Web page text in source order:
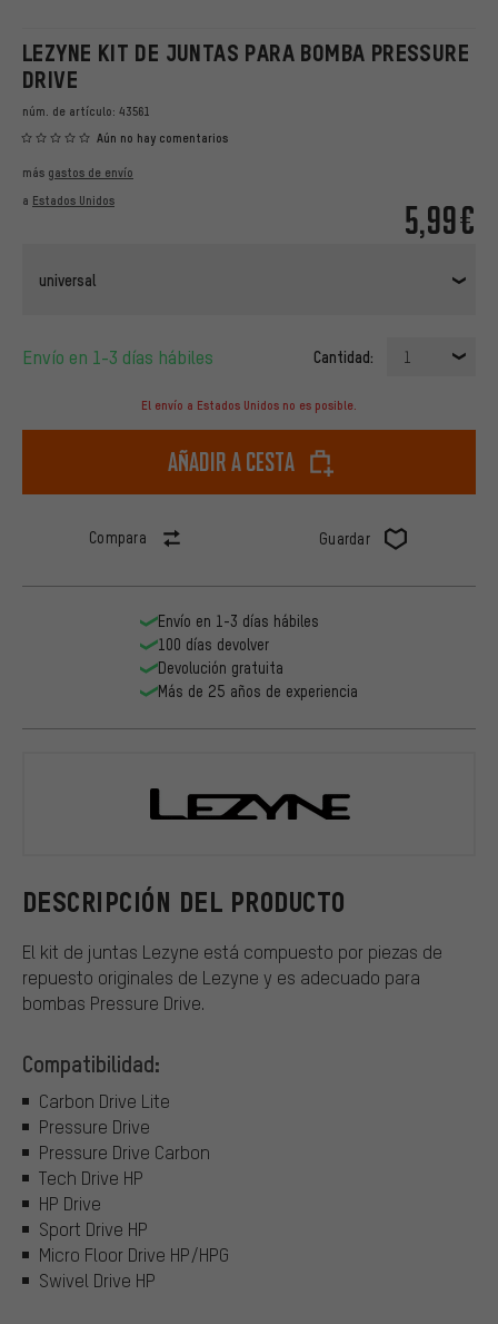
LEZYNE KIT DE JUNTAS PARA BOMBA PRESSURE
DRIVE
núm. de artículo: 43561
Aún no hay comentarios
5,99€
más gastos de envío
a Estados Unidos
universal
Envío en 1-3 días hábiles Cantidad: 1
El envío a Estados Unidos no es posible.
Añadir a cesta
Compara Guardar
DESCRIPCIÓN DEL PRODUCTO
El kit de juntas Lezyne está compuesto por piezas de
repuesto originales de Lezyne y es adecuado para
bombas Pressure Drive.
Compatibilidad:
Carbon Drive Lite
Pressure Drive
Pressure Drive Carbon
Tech Drive HP
HP Drive
Sport Drive HP
Micro Floor Drive HP/HPG
Swivel Drive HP
Envío en 1-3 días hábiles
100 días devolver
Devolución gratuita
Más de 25 años de experiencia
Lezyne